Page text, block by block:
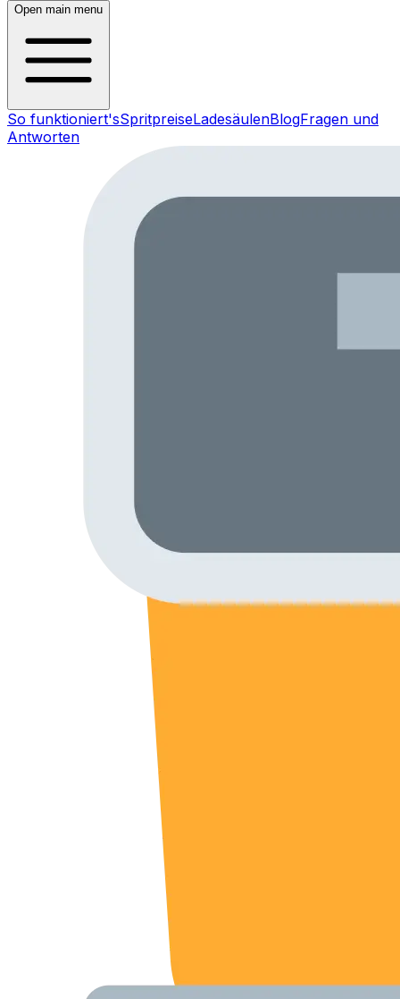
Open main menu
So funktioniert'sSpritpreiseLadesäulenBlogFragen und
Antworten